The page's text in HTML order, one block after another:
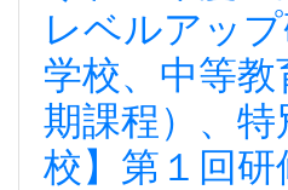
レベルアッ
学校、中等教
期課程）、特
校】第１回研